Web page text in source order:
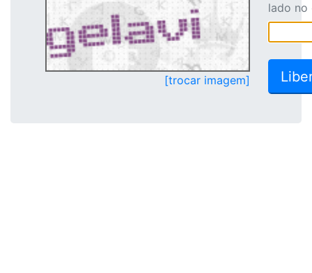
[trocar imagem]
lado no